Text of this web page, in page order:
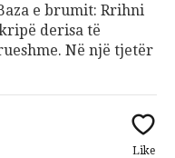
e brumit: Rrihni
derisa të
Në një tjetër
Like